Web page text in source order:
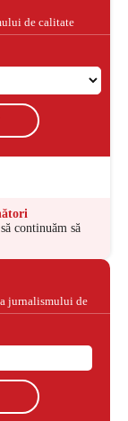
de calitate
continuăm să
jurnalismului de